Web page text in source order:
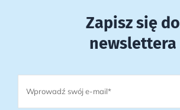
Zapisz się do
newslettera